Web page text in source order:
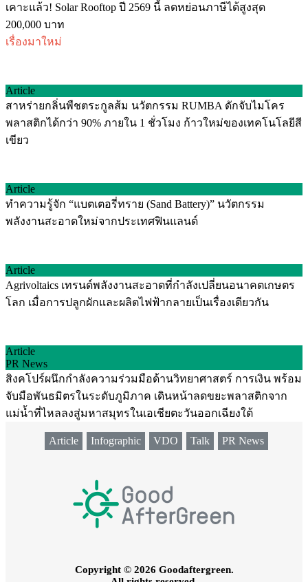
เคาะแล้ว! Solar Rooftop ปี 2569 นี้ ลดหย่อนภาษีได้สูงสุด
200,000 บาท
เรื่องมาใหม่
Article
สาหร่ายกลิ่นพืชตระกูลส้ม นวัตกรรม RUMBA ดักจับไมโคร
พลาสติกได้กว่า 90% ภายใน 1 ชั่วโมง ก้าวใหม่ของเทคโนโลยีสี
เขียว
Article
ทำความรู้จัก “แบตเตอรี่ทราย (Sand Battery)” นวัตกรรม
พลังงานสะอาดใหม่จากประเทศฟินแลนด์
Article
Agrivoltaics เทรนด์พลังงานสะอาดที่กำลังเปลี่ยนอนาคตเกษตร
โลก เมื่อการปลูกผักและผลิตไฟฟ้ากลายเป็นเรื่องเดียวกัน
Article
PR News
สิงคโปร์ผนึกกำลังความร่วมมือด้านวิทยาศาสตร์ การเงิน พร้อม
จับมือพันธมิตรในระดับภูมิภาค เดินหน้าลดขยะพลาสติกจาก
แม่น้ำที่ไหลลงสู่มหาสมุทรในเอเชียตะวันออกเฉียงใต้
Article Infographic VDO Talk PR News
Copyright © 2026 Goodaftergreen.